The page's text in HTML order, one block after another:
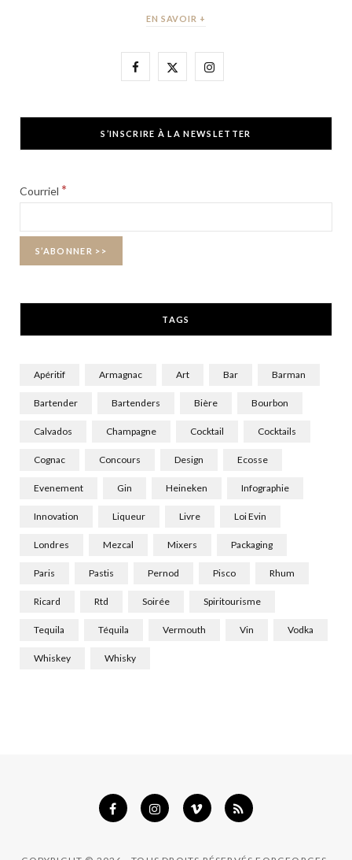
EN SAVOIR +
F
e
X
w
I
t
S’INSCRIRE À LA NEWSLETTER
Courriel *
TAGS
Apéritif Armagnac Art Bar Barman
Bartender Bartenders Bière Bourbon
Calvados Champagne Cocktail Cocktails
Cognac Concours Design Ecosse
Evenement Gin Heineken Infographie
Innovation Liqueur Livre Loi Evin
Londres Mezcal Mixers Packaging
Paris Pastis Pernod Pisco Rhum
Ricard Rtd Soirée Spiritourisme
Tequila Téquila Vermouth Vin Vodka
Whiskey Whisky